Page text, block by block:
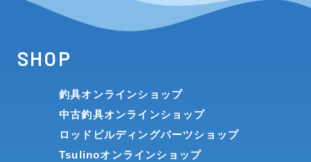
SHOP
釣具オンラインショップ
中古釣具オンラインショップ
ロッドビルディングパーツショップ
Tsulinoオンラインショップ